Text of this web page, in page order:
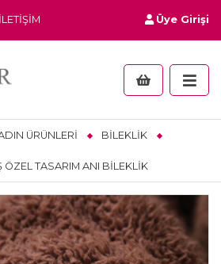
İLETIŞIM Üye Girişi
ÜRÜNLERİ BİLEKLİK
ÖZEL TASARIM ANI BİLEKLİK